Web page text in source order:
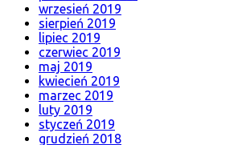
wrzesień 2019
sierpień 2019
lipiec 2019
czerwiec 2019
maj 2019
kwiecień 2019
marzec 2019
luty 2019
styczeń 2019
grudzień 2018